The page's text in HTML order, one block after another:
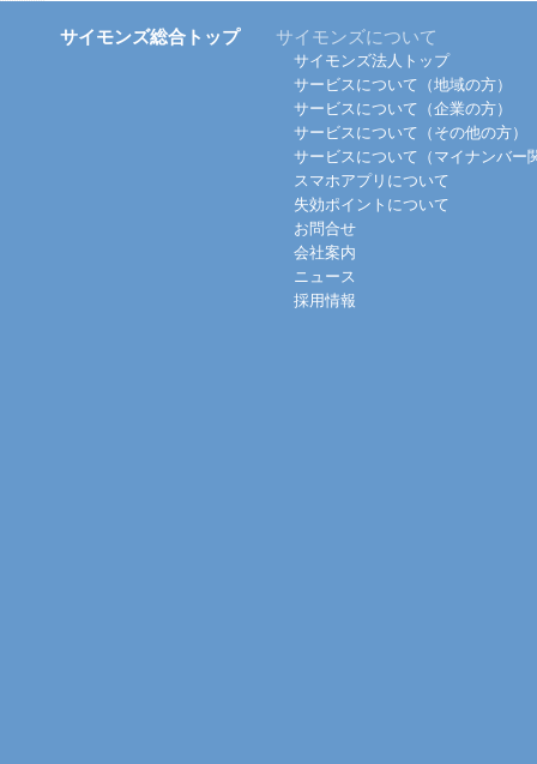
サイモンズ総合トップ サイモンズについて
サイモンズ法人トップ
サービスについて（地域の方）
サービスについて（企業の方）
サービスについて（その他の方）
サービスについて（マイナンバー
スマホアプリについて
失効ポイントについて
お問合せ
会社案内
ニュース
採用情報